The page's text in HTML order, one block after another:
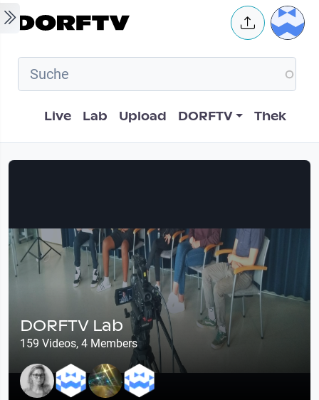
Skip to main content User
Hauptnavigation
Live Lab Upload DORFTV Thek
DORFTV Lab
159 Videos, 4 Members